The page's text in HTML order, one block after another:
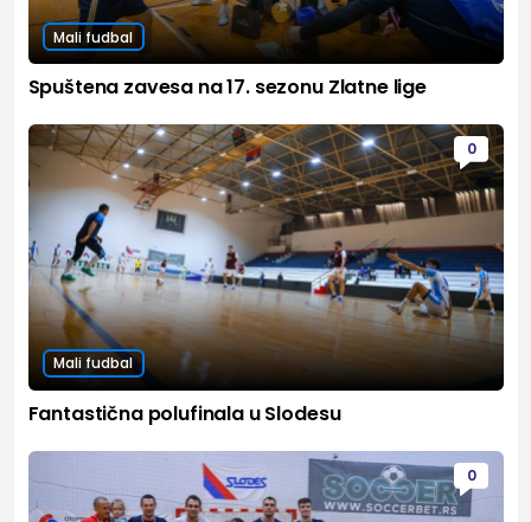
Mali fudbal
Spuštena zavesa na 17. sezonu Zlatne lige
0
Mali fudbal
Fantastična polufinala u Slodesu
0